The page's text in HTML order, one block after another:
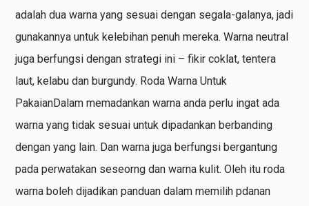
adalah dua warna yang sesuai dengan segala-galanya, jadi
gunakannya untuk kelebihan penuh mereka. Warna neutral
juga berfungsi dengan strategi ini – fikir coklat, tentera
laut, kelabu dan burgundy. Roda Warna Untuk
PakaianDalam memadankan warna anda perlu ingat ada
warna yang tidak sesuai untuk dipadankan berbanding
dengan yang lain. Dan warna juga berfungsi bergantung
pada perwatakan seseorng dan warna kulit. Oleh itu roda
warna boleh dijadikan panduan dalam memilih pdanan